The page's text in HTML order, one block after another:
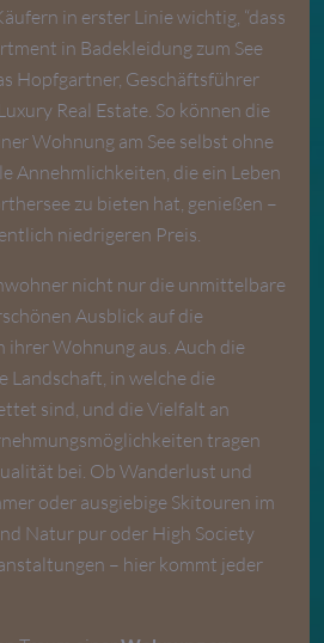
in erster Linie wichtig, “dass
in Badekleidung zum See
Hopfgartner, Geschäftsführer
Real Estate. So können die
Wohnung am See selbst ohne
Annehmlichkeiten, die ein Leben
zu bieten hat, genießen –
niedrigeren Preis.
nicht nur die unmittelbare
Ausblick auf die
ihrer Wohnung aus. Auch die
Landschaft, in welche die
sind, und die Vielfalt an
tragen
bei. Ob Wanderlust und
oder ausgiebige Skitouren im
Natur pur oder High Society
– hier kommt jeder